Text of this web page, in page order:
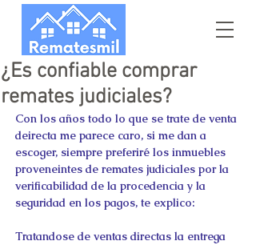
¿Es confiable comprar
remates judiciales?
Con los años todo lo que se trate de venta
deirecta me parece caro, si me dan a
escoger, siempre preferiré los inmuebles
proveneintes de remates judiciales por la
verificabilidad de la procedencia y la
seguridad en los pagos, te explico:
Tratandose de ventas directas la entrega